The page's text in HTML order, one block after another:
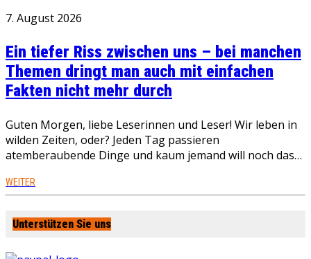
7. August 2026
Ein tiefer Riss zwischen uns – bei manchen
Themen dringt man auch mit einfachen
Fakten nicht mehr durch
Guten Morgen, liebe Leserinnen und Leser! Wir leben in
wilden Zeiten, oder? Jeden Tag passieren
atemberaubende Dinge und kaum jemand will noch das…
WEITER
Unterstützen Sie uns